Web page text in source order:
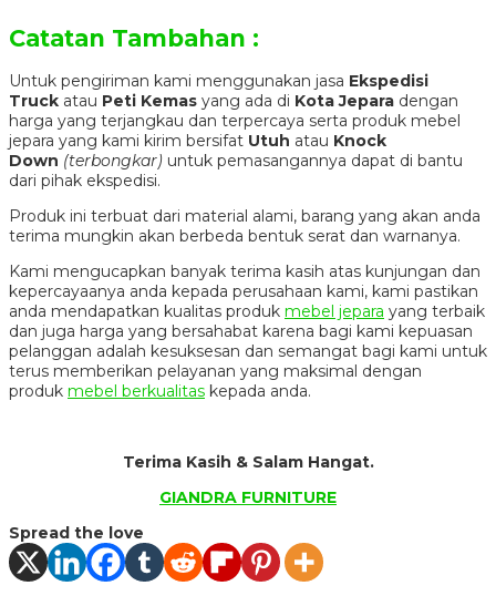
Catatan Tambahan :
Untuk pengiriman kami menggunakan jasa Ekspedisi
Truck atau Peti Kemas yang ada di Kota Jepara dengan
harga yang terjangkau dan terpercaya serta produk mebel
jepara yang kami kirim bersifat Utuh atau Knock
Down (terbongkar) untuk pemasangannya dapat di bantu
dari pihak ekspedisi.
Produk ini terbuat dari material alami, barang yang akan anda
terima mungkin akan berbeda bentuk serat dan warnanya.
Kami mengucapkan banyak terima kasih atas kunjungan dan
kepercayaanya anda kepada perusahaan kami, kami pastikan
anda mendapatkan kualitas produk mebel jepara yang terbaik
dan juga harga yang bersahabat karena bagi kami kepuasan
pelanggan adalah kesuksesan dan semangat bagi kami untuk
terus memberikan pelayanan yang maksimal dengan
produk mebel berkualitas kepada anda.
Terima Kasih & Salam Hangat.
GIANDRA FURNITURE
Spread the love